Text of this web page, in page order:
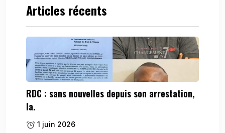
Articles récents
RDC : sans nouvelles depuis son arrestation,
la.
1 juin 2026